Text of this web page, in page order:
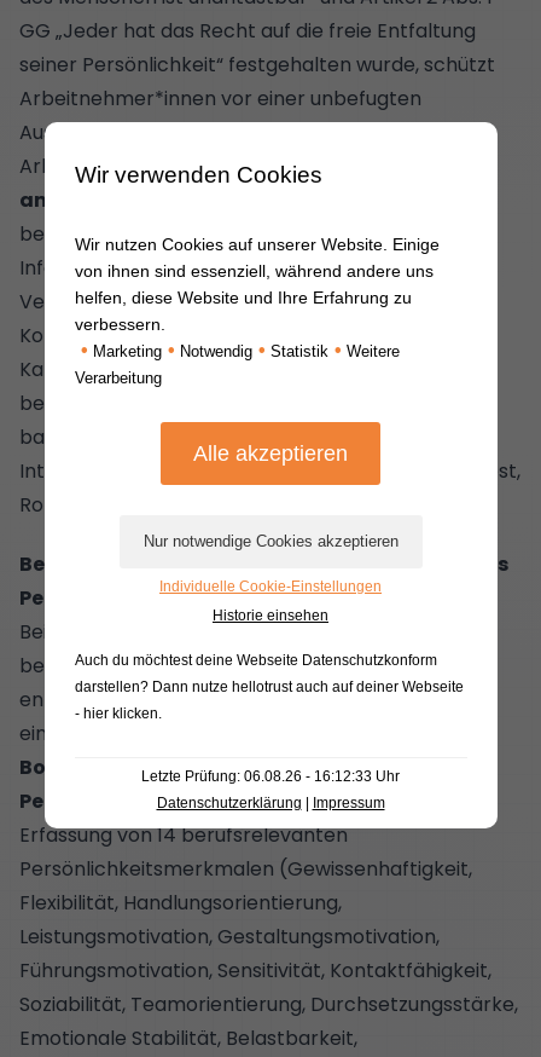
GG „Jeder hat das Recht auf die freie Entfaltung
seiner Persönlichkeit“ festgehalten wurde, schützt
Arbeitnehmer*innen vor einer unbefugten
Ausforschung ihrer Persönlichkeit.
Arbeitgeber*innen dürfen nur
anforderungsbezogene Informationen
berufliche Ausübung einer Tätigkeit relevante
Informationen) erheben. Dafür können sie
Verfahren zur Beurteilung der Fähigkeiten,
Kompetenzen und Eigenschaften der
Kandidat*innen anwenden, die auf Anforderungen
bestimmter Arbeitsplätze oder Berufspositionen
basieren(beispielsweise Dokumentenanalyse,
Interview, Persönlichkeitsfragebogen, Intelligenztest,
Rollenspiele, etc.).
Beispiele für Persönlichkeitsfragebögen für das
Personalwesen
Beispielhafte Persönlichkeitsfragebögen, die im
beruflichen Kontext zur Personalauswahl oder -
entwicklung, Gruppen- oder Einzelcoaching
eingesetzt werden können, sind:
Bochumer Inventar zur berufsbezogenen
Persönlichkeitsbeschreibung (BIP)
Erfassung von 14 berufsrelevanten
Persönlichkeitsmerkmalen (Gewissenhaftigkeit,
Flexibilität, Handlungsorientierung,
Leistungsmotivation, Gestaltungsmotivation,
Führungsmotivation, Sensitivität, Kontaktfähigkeit,
Soziabilität, Teamorientierung, Durchsetzungsstärke,
Emotionale Stabilität, Belastbarkeit,
Wir verwenden Cookies
Wir nutzen Cookies auf unserer Website. Einige
von ihnen sind essenziell, während andere uns
helfen, diese Website und Ihre Erfahrung zu
verbessern.
• Marketing • Notwendig • Statistik • Weitere
Verarbeitung
Individuelle Cookie-Einstellungen
Historie einsehen
Auch du möchtest deine Webseite Datenschutzkonform
darstellen? Dann nutze hellotrust auch auf deiner Webseite
- hier klicken.
Letzte Prüfung: 06.08.26 - 16:12:33 Uhr
Datenschutzerklärung
Impressum